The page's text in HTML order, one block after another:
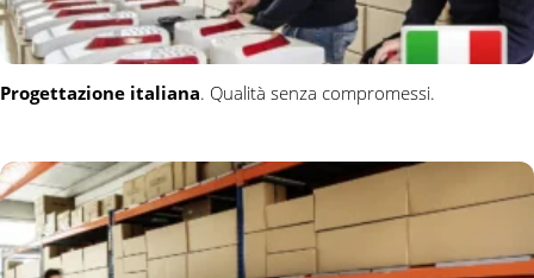
Progettazione italiana. Qualità senza compromessi.